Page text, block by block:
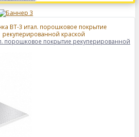
порошковое покрытие рекуперированной